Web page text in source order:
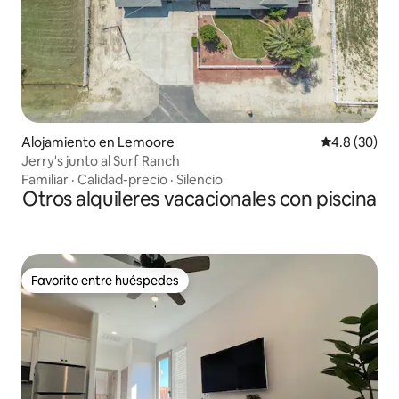
Alojamiento en Lemoore Calificación
4.8 (30)
Jerry's junto al Surf Ranch
Familiar · Calidad-precio · Silencio
Otros alquileres vacacionales con piscina
Favorito entre huéspedes
Favorito entre huéspedes